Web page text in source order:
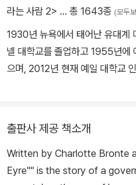
라는 사람 2> … 총 1643종 (모두
1930년 뉴욕에서 태어난 유대계
넬 대학교를 졸업하고 1955년에
으며, 2012년 현재 예일 대학교
을 선배 작가의 영향에 대한 투쟁
대한 불안』을 출판했으며, 『오독
압』 『투쟁』에서 이 이론을 발전
출판사 제공 책소개
Written by Charlotte Bronte
Eyre"" is the story of a